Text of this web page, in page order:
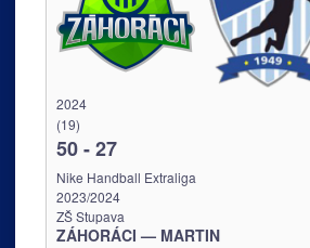
2024
(19)
50-27
Nike Handball Extraliga
2023/2024
ZŠ Stupava
ZÁHORÁCI — MARTIN